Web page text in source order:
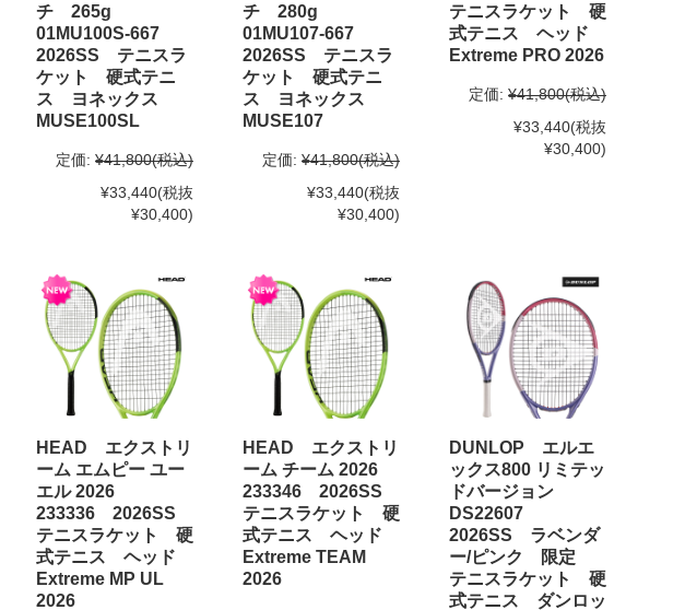
チ 265g
01MU100S-667
2026SS テニスラ
ケット 硬式テニ
ス ヨネックス
MUSE100SL
定価: ¥41,800(税込)
¥33,440(税抜
¥30,400)
チ 280g
01MU107-667
2026SS テニスラ
ケット 硬式テニ
ス ヨネックス
MUSE107
定価: ¥41,800(税込)
¥33,440(税抜
¥30,400)
テニスラケット 硬
式テニス ヘッド
Extreme PRO 2026
定価: ¥41,800(税込)
¥33,440(税抜
¥30,400)
HEAD エクストリ
ーム エムピー ユー
エル 2026
233336 2026SS
テニスラケット 硬
式テニス ヘッド
Extreme MP UL
2026
HEAD エクストリ
ーム チーム 2026
233346 2026SS
テニスラケット 硬
式テニス ヘッド
Extreme TEAM
2026
DUNLOP エルエ
ックス800 リミテッ
ドバージョン
DS22607
2026SS ラベンダ
ー/ピンク 限定
テニスラケット 硬
式テニス ダンロッ